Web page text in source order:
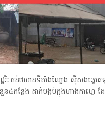
ឋរិះគន់ថាមានទីតាំងល្បែង ស៊ីសងឆ្
ន្លែង ដាក់បង្កប់ក្នុងហាងកាហ្វេ